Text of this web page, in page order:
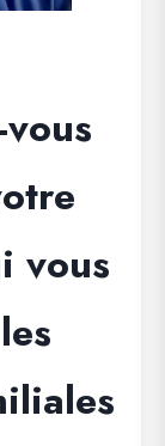
vous